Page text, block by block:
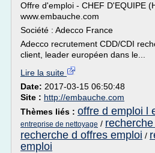
Offre d'emploi - CHEF D'EQUIPE
www.embauche.com
Société : Adecco France
Adecco recrutement CDD/CDI
client, leader européen dans le...
Lire la suite
Date: 2017-03-15 06:50:48
Site : http://embauche.com
Thèmes liés : offre d emploi l
entreprise de nettoyage /
recherche d offres emploi /
emploi